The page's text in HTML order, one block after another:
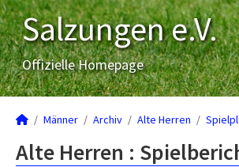
Salzungen e.V.
Offizielle Homepage
Männer Archiv Alte Herren
Alte Herren :